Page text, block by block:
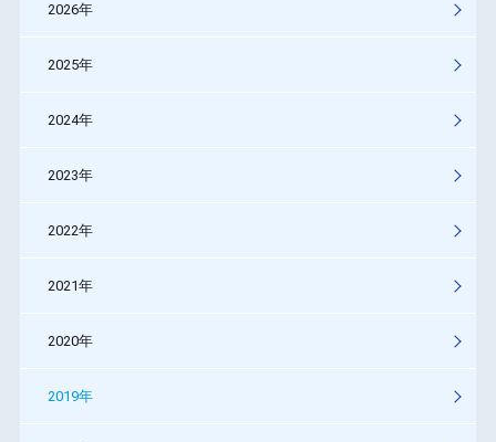
2026年
2025年
2024年
2023年
2022年
2021年
2020年
2019年